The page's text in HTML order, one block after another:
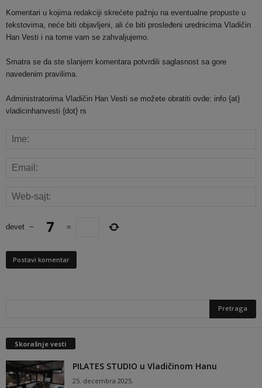
Komentari u kojima redakciji skrećete pažnju na eventualne propuste u
tekstovima, neće biti objavljeni, ali će biti prosleđeni urednicima Vladičin
Han Vesti i na tome vam se zahvaljujemo.
Smatra se da ste slanjem komentara potvrdili saglasnost sa gore
navedenim pravilima.
Administratorima Vladičin Han Vesti se možete obratiti ovde: info {at}
vladicinhanvesti {dot} rs
devet − =
Skorašnje vesti
PILATES STUDIO u Vladičinom Hanu
25. decembra 2025.